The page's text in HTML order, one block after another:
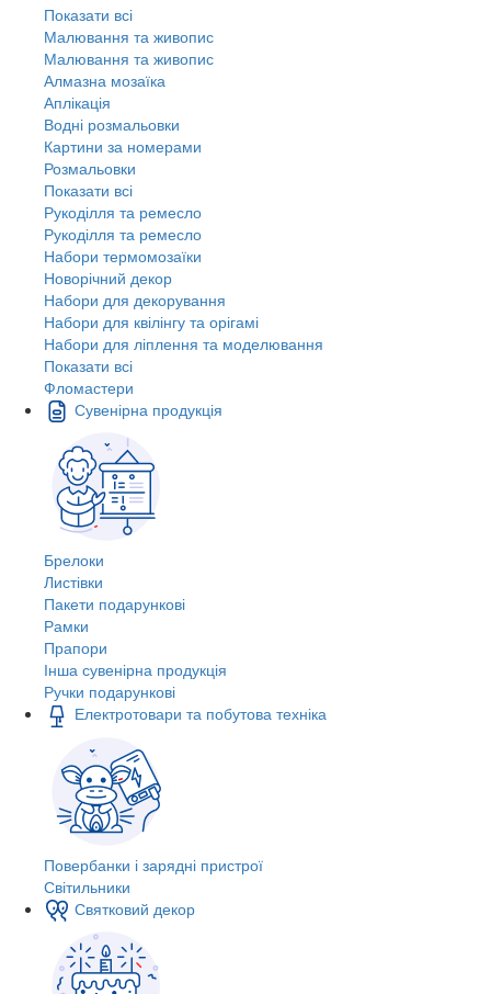
Показати всі
Малювання та живопис
Малювання та живопис
Алмазна мозаїка
Аплікація
Водні розмальовки
Картини за номерами
Розмальовки
Показати всі
Рукоділля та ремесло
Рукоділля та ремесло
Набори термомозаїки
Новорічний декор
Набори для декорування
Набори для квілінгу та орігамі
Набори для ліплення та моделювання
Показати всі
Фломастери
Сувенірна продукція
Брелоки
Листівки
Пакети подарункові
Рамки
Прапори
Інша сувенірна продукція
Ручки подарункові
Електротовари та побутова техніка
Повербанки і зарядні пристрої
Світильники
Святковий декор